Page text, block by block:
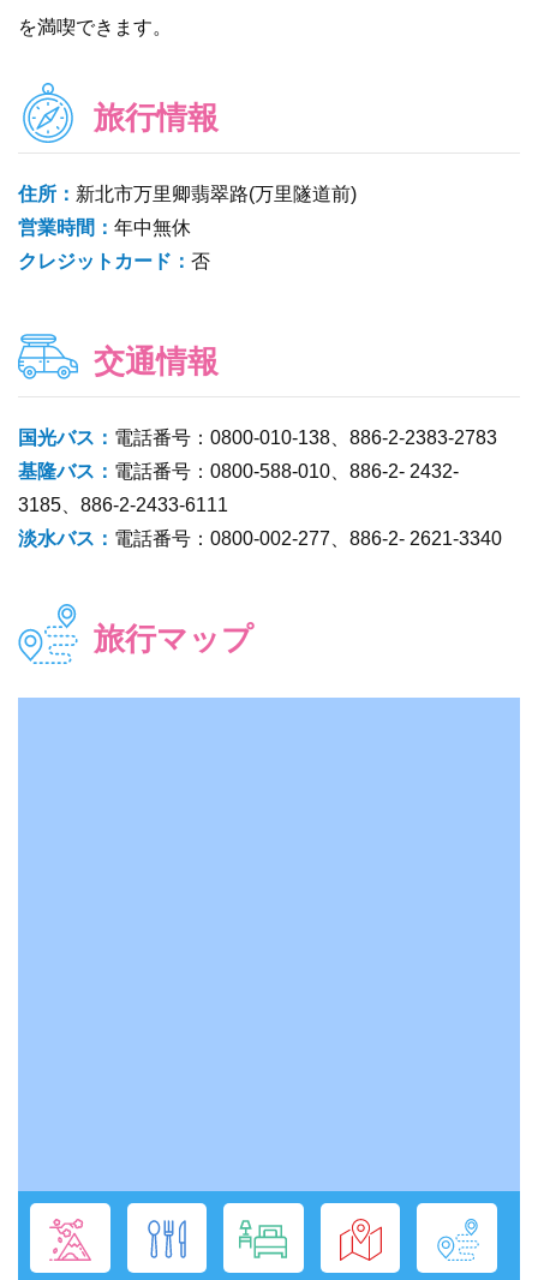
を満喫できます。
旅行情報
住所： 新北市万里卿翡翠路(万里隧道前)
営業時間： 年中無休
クレジットカード： 否
交通情報
国光バス： 電話番号：0800-010-138、886-2-2383-2783
基隆バス： 電話番号：0800-588-010、886-2- 2432-
3185、886-2-2433-6111
淡水バス： 電話番号：0800-002-277、886-2- 2621-3340
旅行マップ